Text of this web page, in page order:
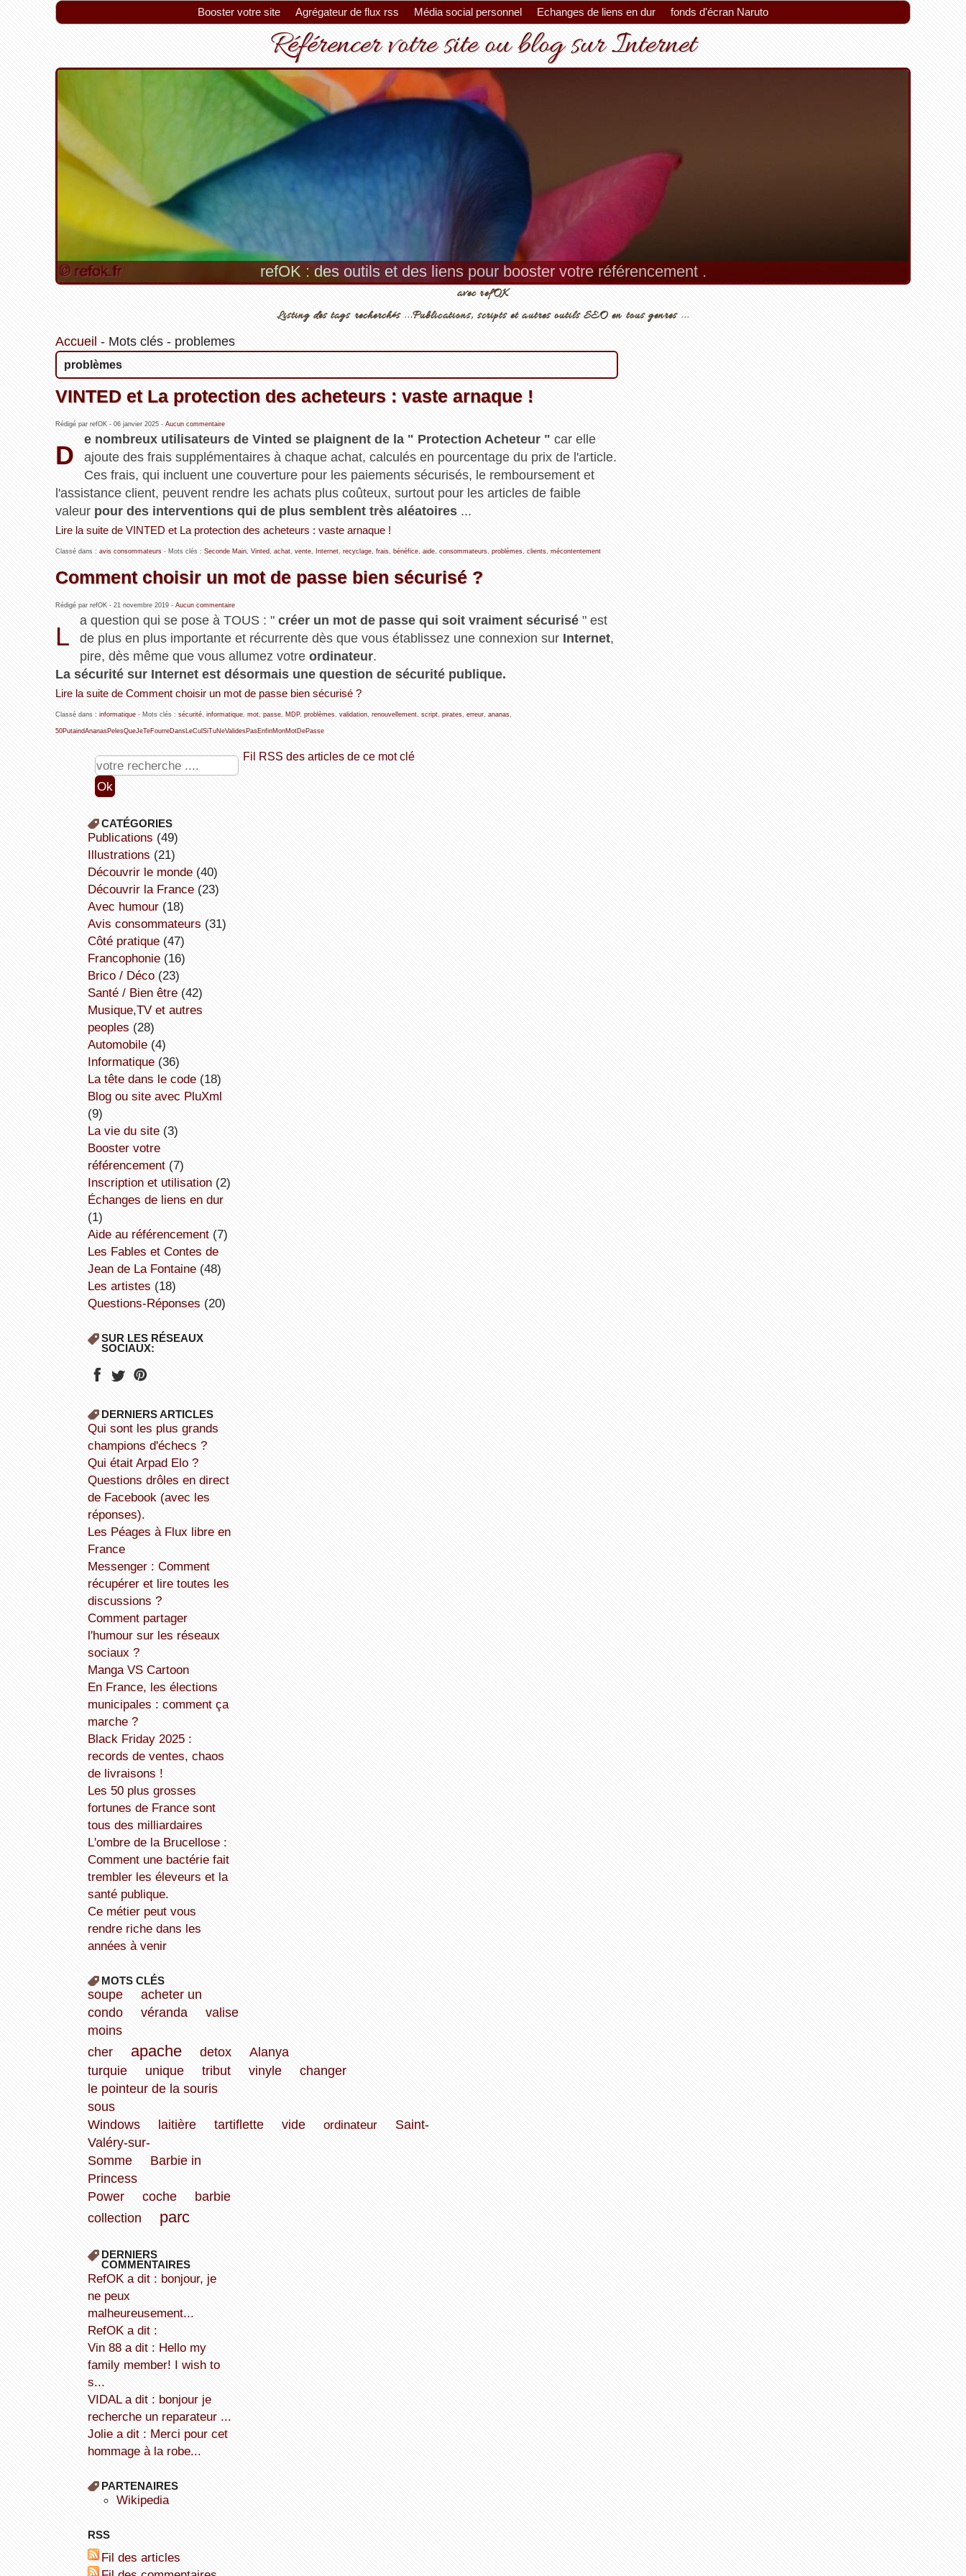
Booster votre site Agrégateur de flux rss Média social personnel Echanges de liens en dur fonds d'écran Naruto
Référencer votre site ou blog sur Internet
refOK : des outils et des liens pour booster votre référencement .
avec refOK
Listing des tags recherchés ...Publications, scripts et autres outils SEO en tous genres ...
Accueil - Mots clés- problemes
problèmes
VINTED et La protection des acheteurs : vaste arnaque !
Rédigé par refOK - 06 janvier 2025- Aucun commentaire
D
e nombreux utilisateurs de Vinted se plaignent de la " Protection Acheteur " car elle
ajoute des frais supplémentaires à chaque achat, calculés en pourcentage du prix de l'article.
Ces frais, qui incluent une couverture pour les paiements sécurisés, le remboursement et
l'assistance client, peuvent rendre les achats plus coûteux, surtout pour les articles de faible
valeur pour des interventions qui de plus semblent très aléatoires...
Lire la suite de VINTED et La protection des acheteurs : vaste arnaque !
Classé dans : avis consommateurs- Mots clés : Seconde Main, Vinted, achat, vente, Internet, recyclage, frais, bénéfice, aide, consommateurs, problèmes, clients, mécontentement
Comment choisir un mot de passe bien sécurisé ?
Rédigé par refOK - 21 novembre 2019- Aucun commentaire
L
a question qui se pose à TOUS : " créer un mot de passe qui soit vraiment sécurisé " est
de plus en plus importante et récurrente dès que vous établissez une connexion sur Internet,
pire, dès même que vous allumez votre ordinateur.
La sécurité sur Internet est désormais une question de sécurité publique.
Lire la suite de Comment choisir un mot de passe bien sécurisé ?
Classé dans : informatique- Mots clés : sécurité, informatique, mot, passe, MDP, problèmes, validation, renouvellement, script, pirates, erreur, ananas,
50PutaindAnanasPelesQueJeTeFourreDansLeCulSiTuNeValidesPasEnfinMonMotDePasse
Fil RSS des articles de ce mot clé
CATÉGORIES
publications (49)
illustrations (21)
découvrir le monde(40)
découvrir la France(23)
avec humour(18)
avis consommateurs (31)
côté pratique(47)
Francophonie(16)
Brico / Déco(23)
Santé / Bien être(42)
Musique,TV et autres
peoples (28)
Automobile(4)
informatique(36)
la tête dans le code(18)
Blog ou site avec PluXml
(9)
la vie du site(3)
booster votre
référencement(7)
inscription et utilisation(2)
échanges de liens en dur
(1)
aide au référencement(7)
Les Fables et Contes de
Jean de La Fontaine(48)
Les artistes (18)
Questions-Réponses (20)
SUR LES RÉSEAUX
SOCIAUX:
DERNIERS ARTICLES
Qui sont les plus grands
champions d'échecs ?
Qui était Arpad Elo ?
Questions drôles en direct
de Facebook (avec les
réponses).
Les Péages à Flux libre en
France
Messenger : Comment
récupérer et lire toutes les
discussions ?
Comment partager
l'humour sur les réseaux
sociaux ?
Manga VS Cartoon
En France, les élections
municipales : comment ça
marche ?
Black Friday 2025 :
records de ventes, chaos
de livraisons !
Les 50 plus grosses
fortunes de France sont
tous des milliardaires
L'ombre de la Brucellose :
Comment une bactérie fait
trembler les éleveurs et la
santé publique.
Ce métier peut vous
rendre riche dans les
années à venir
MOTS CLÉS
soupe
acheter un
condo
véranda
valise
moins
cher
apache detox
Alanya
turquie
unique tribut vinyle
changer
le pointeur de la souris
sous
Windows
laitière tartiflette vide ordinateur
Saint-
Valéry-sur-
Somme
Barbie in
Princess
Power
coche
barbie
collection
parc
DERNIERS
COMMENTAIRES
refOK a dit : bonjour, je
ne peux
malheureusement...
refOK a dit :
Vin 88 a dit : Hello my
family member! I wish to
s...
VIDAL a dit : bonjour je
recherche un reparateur ...
Jolie a dit : Merci pour cet
hommage à la robe...
PARTENAIRES
wikipedia
RSS
Fil des articles